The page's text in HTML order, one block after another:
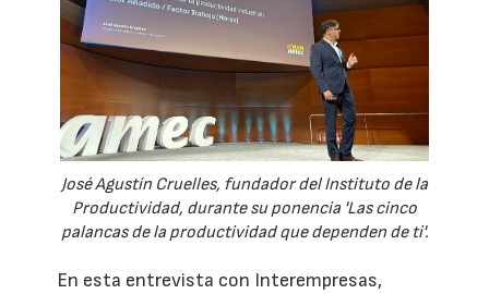
José Agustín Cruelles, fundador del Instituto de la
Productividad, durante su ponencia 'Las cinco
palancas de la productividad que dependen de ti'.
En esta entrevista con Interempresas,